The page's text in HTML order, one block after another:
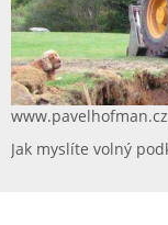
www.pavelhofman.cz
Jak myslíte volný